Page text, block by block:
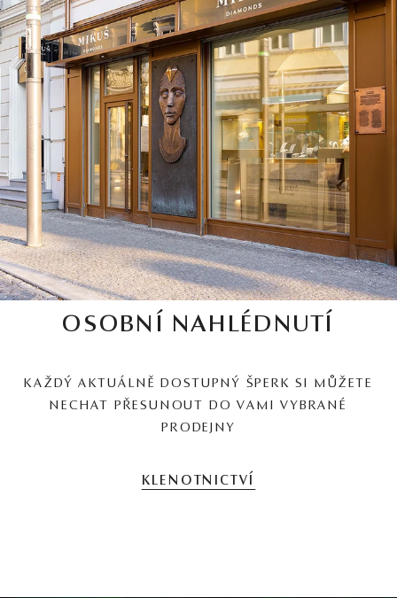
OSOBNÍ NAHLÉDNUTÍ
KAŽDÝ AKTUÁLNĚ DOSTUPNÝ ŠPERK SI MŮŽETE
NECHAT PŘESUNOUT DO VAMI VYBRANÉ
PRODEJNY
KLENOTNICTVÍ